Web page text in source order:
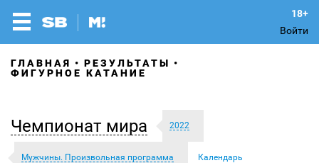
Войти
ГЛАВНАЯ
РЕЗУЛЬТАТЫ
ФИГУРНОЕ КАТАНИЕ
Чемпионат мира 2022
Мужчины. Произвольная программа Календарь